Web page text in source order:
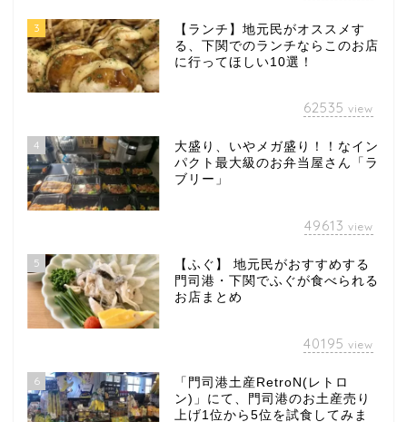
3
【ランチ】地元民がオススメす
る、下関でのランチならこのお店
に行ってほしい10選！
62535 view
4
大盛り、いやメガ盛り！！なイン
パクト最大級のお弁当屋さん「ラ
ブリー」
49613 view
5
【ふぐ】 地元民がおすすめする
門司港・下関でふぐが食べられる
お店まとめ
40195 view
6
「門司港土産RetroN(レトロ
ン)」にて、門司港のお土産売り
上げ1位から5位を試食してみま